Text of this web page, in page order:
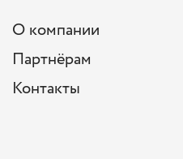
О компании
Партнёрам
Контакты